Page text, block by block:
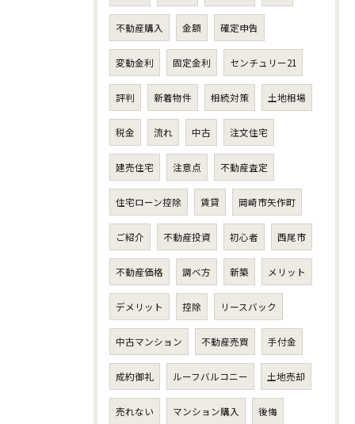
不動産購入 金額 確定申告
変動金利 固定金利 センチュリー21
評判 新着物件 相続対策 土地相場
税金 流れ 中古 注文住宅
建売住宅 注意点 不動産査定
住宅ローン控除 賃貸 岡崎市矢作町
ご紹介 不動産投資 初心者 西尾市
不動産価格 調べ方 新築 メリット
デメリット 控除 リースバック
中古マンション 不動産売買 手付金
成約御礼 ルーフバルコニー 土地売却
売れない マンション購入 後悔